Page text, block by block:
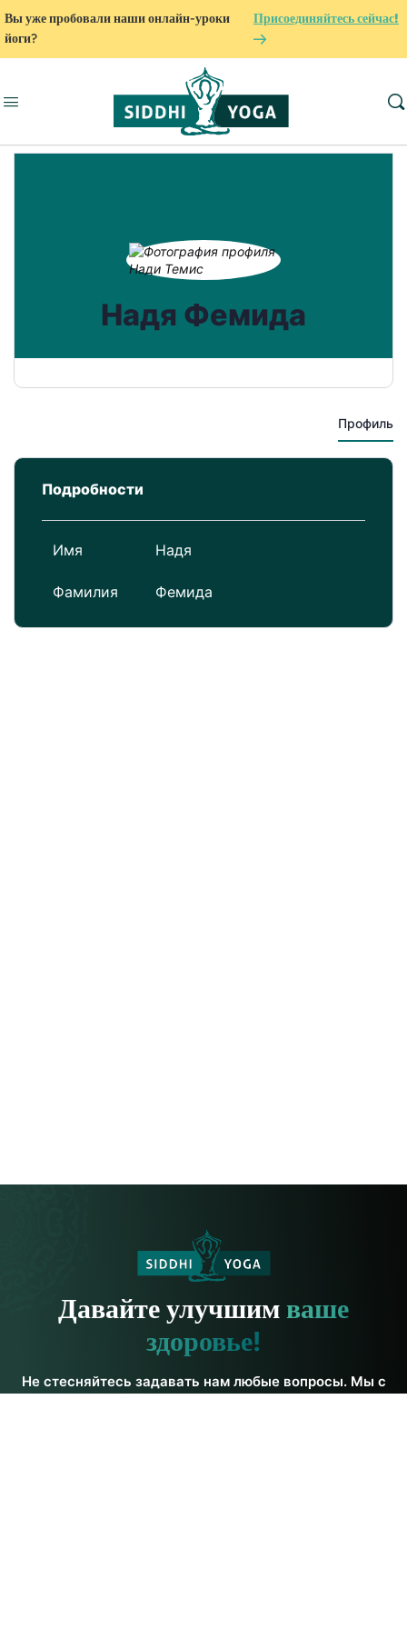
Вы уже пробовали наши онлайн-уроки
йоги?
Присоединяйтесь сейчас!
Надя Фемида
Профиль
Подробности
Имя Надя
Фамилия Фемида
Давайте улучшимваше
здоровье!
Не стесняйтесь задавать нам любые вопросы. Мы с
удовольствием на них ответим.